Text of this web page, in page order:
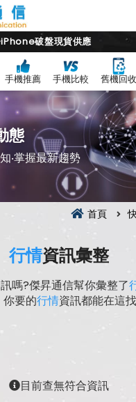
破盤現貨供應
手機推薦 手機比較 舊機回收
態
‧掌握最新趨勢
首頁
行情資訊彙整
嗎?傑昇通信幫你彙整了
要的行情資訊都能在這找
目前查無符合資訊